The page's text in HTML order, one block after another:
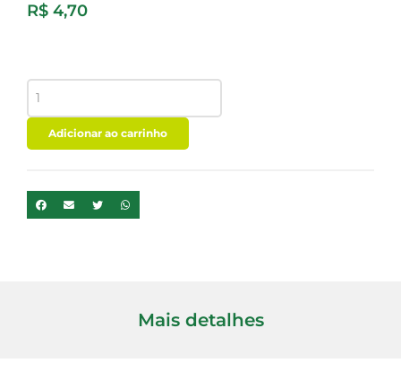
R$ 4,70
DE
CACAU
PROPOLIS
CARE
GR
Adicionar ao carrinho
Mais detalhes